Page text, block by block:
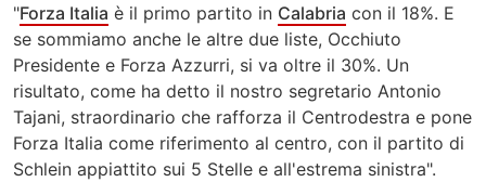
"Forza Italia è il primo partito in Calabria con il 18%. E
se sommiamo anche le altre due liste, Occhiuto
Presidente e Forza Azzurri, si va oltre il 30%. Un
risultato, come ha detto il nostro segretario Antonio
Tajani, straordinario che rafforza il Centrodestra e pone
Forza Italia come riferimento al centro, con il partito di
Schlein appiattito sui 5 Stelle e all'estrema sinistra".